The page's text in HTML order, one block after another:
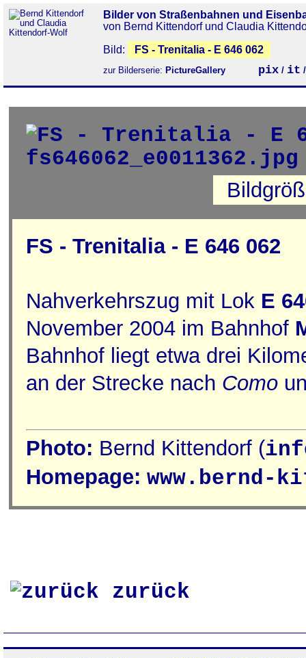
Bilder von Straßenbahnen und
von Bernd Kittendorf und Claudia
Bild:
FS - Trenitalia - E 646 062
zur Bilderserie: PictureGallery pix / it
FS - Trenitalia - E 646 062
Nahverkehrszug mit Lok E
November 2004 im Bahnhof
Bahnhof liegt etwa drei
an der Strecke nach Como
Photo: Bernd Kittendorf (
Homepage: www.bernd-
zurück